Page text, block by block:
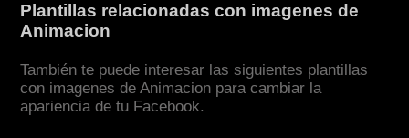
Plantillas relacionadas con imagenes de
Animacion
También te puede interesar las siguientes plantillas
con imagenes de Animacion para cambiar la
apariencia de tu Facebook.